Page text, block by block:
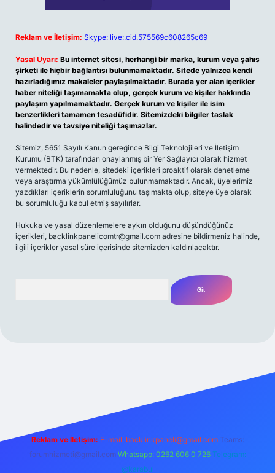
Reklam ve İletişim: Skype: live:.cid.575569c608265c69
Yasal Uyarı: Bu internet sitesi, herhangi bir marka, kurum veya şahıs
şirketi ile hiçbir bağlantısı bulunmamaktadır. Sitede yalnızca kendi
hazırladığımız makaleler paylaşılmaktadır. Burada yer alan içerikler
haber niteliği taşımamakta olup, gerçek kurum ve kişiler hakkında
paylaşım yapılmamaktadır. Gerçek kurum ve kişiler ile isim
benzerlikleri tamamen tesadüfidir. Sitemizdeki bilgiler taslak
halindedir ve tavsiye niteliği taşımazlar.
Sitemiz, 5651 Sayılı Kanun gereğince Bilgi Teknolojileri ve İletişim
Kurumu (BTK) tarafından onaylanmış bir Yer Sağlayıcı olarak hizmet
vermektedir. Bu nedenle, sitedeki içerikleri proaktif olarak denetleme
veya araştırma yükümlülüğümüz bulunmamaktadır. Ancak, üyelerimiz
yazdıkları içeriklerin sorumluluğunu taşımakta olup, siteye üye olarak
bu sorumluluğu kabul etmiş sayılırlar.
Hukuka ve yasal düzenlemelere aykırı olduğunu düşündüğünüz
içerikleri, backlinkpanelicomtr@gmail.com adresine bildirmeniz halinde,
ilgili içerikler yasal süre içerisinde sitemizden kaldırılacaktır.
Reklam ve İletişim: E-mail: backlinkpaneli@gmail.com Teams:
forumhizmeti@gmail.com Whatsapp: 0262 606 0 726 Telegram:
@karabul